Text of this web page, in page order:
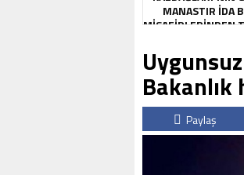
MANASTIR İDA
MISAFIRLERINDEN
Paylaş